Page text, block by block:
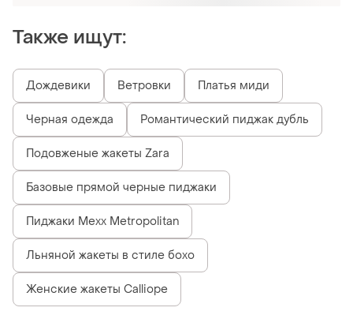
Также ищут:
Дождевики Ветровки Платья миди
Черная одежда Романтический пиджак дубль
Подовженые жакеты Zara
Базовые прямой черные пиджаки
Пиджаки Mexx Metropolitan
Льняной жакеты в стиле бохо
Женские жакеты Calliope